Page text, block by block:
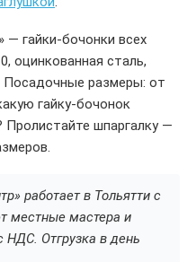
— гайки-бочонки всех
оцинкованная сталь,
размеры: от
гайку-бочонок
шпаргалку —
работает в Тольятти с
местные мастера и
Отгрузка в день